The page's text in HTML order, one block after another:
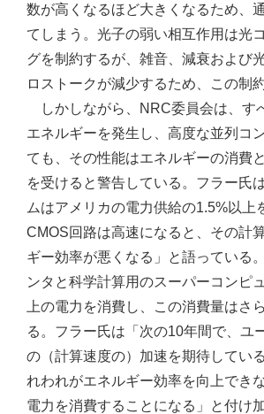
数が高くなるほど大きくなるため、
てしまう。光子の弱い相互作用は光
グを制約するが、雑音、減衰および
ロストークが減少するため、この制
しかしながら、NRC委員会は、す
エネルギーを発生し、高度な並列コ
ても、その性能はエネルギーの消費
を受けると警告している。フラー氏
ムはアメリカの電力供給の1.5%以上
CMOS回路は高速になると、その計
ギー効率が悪くなる」と語っている
ンタと科学計算用のスーパーコンピ
上の電力を消費し、この消費量はさ
る。フラー氏は「次の10年間で、ユ
の（計算速度の）加速を期待してい
れわれがエネルギー効率を向上でき
電力を消費することになる」と付け加